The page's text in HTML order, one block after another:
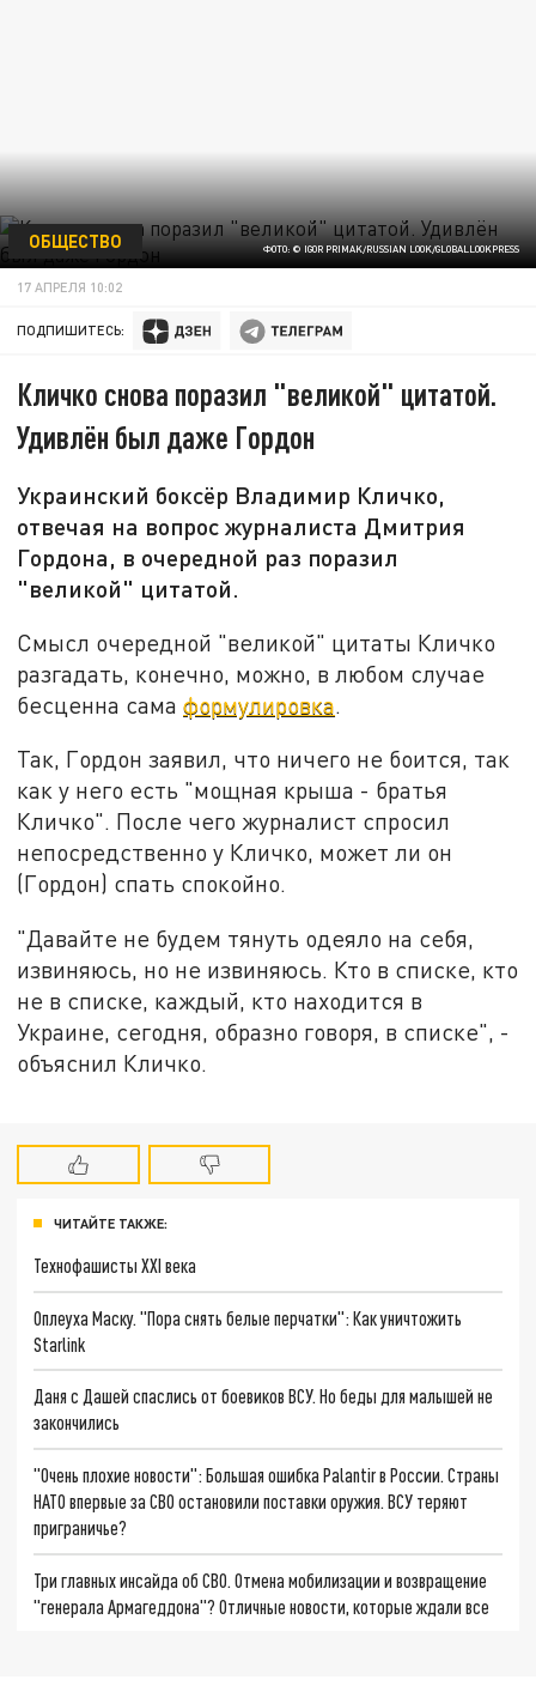
ФОТО: © IGOR PRIMAK/RUSSIAN LOOK/GLOBALLOOKPRESS
ОБЩЕСТВО
17 АПРЕЛЯ 10:02
ПОДПИШИТЕСЬ:
Кличко снова поразил "великой" цитатой.
Удивлён был даже Гордон
Украинский боксёр Владимир Кличко,
отвечая на вопрос журналиста Дмитрия
Гордона, в очередной раз поразил
"великой" цитатой.
Смысл очередной "великой" цитаты Кличко
разгадать, конечно, можно, в любом случае
бесценна самаформулировка.
Так, Гордон заявил, что ничего не боится, так
как у него есть "мощная крыша - братья
Кличко". После чего журналист спросил
непосредственно у Кличко, может ли он
(Гордон) спать спокойно.
"Давайте не будем тянуть одеяло на себя,
извиняюсь, но не извиняюсь. Кто в списке, кто
не в списке, каждый, кто находится в
Украине, сегодня, образно говоря, в списке", -
объяснил Кличко.
ЧИТАЙТЕ ТАКЖЕ:
Технофашисты XXI века
Оплеуха Маску. "Пора снять белые перчатки": Как уничтожить
Starlink
Даня с Дашей спаслись от боевиков ВСУ. Но беды для малышей не
закончились
"Очень плохие новости": Большая ошибка Palantir в России. Страны
НАТО впервые за СВО остановили поставки оружия. ВСУ теряют
приграничье?
Три главных инсайда об СВО. Отмена мобилизации и возвращение
"генерала Армагеддона"? Отличные новости, которые ждали все